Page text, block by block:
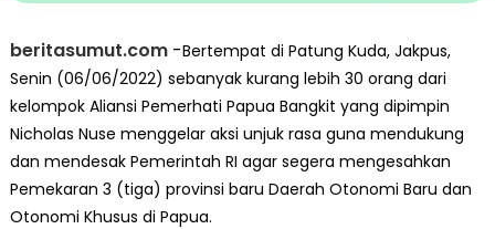
beritasumut.com-Bertempat di Patung Kuda, Jakpus,
Senin (06/06/2022) sebanyak kurang lebih 30 orang dari
kelompok Aliansi Pemerhati Papua Bangkit yang dipimpin
Nicholas Nuse menggelar aksi unjuk rasa guna mendukung
dan mendesak Pemerintah RI agar segera mengesahkan
Pemekaran 3 (tiga) provinsi baru Daerah Otonomi Baru dan
Otonomi Khusus di Papua.